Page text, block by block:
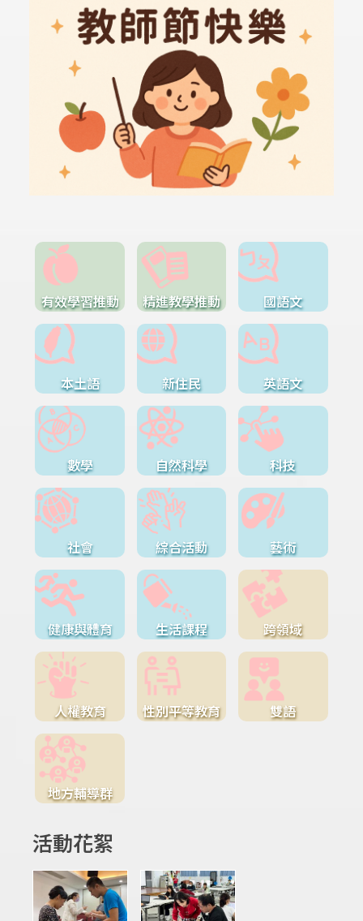
有效學習推動 精進教學推動 國語文
本土語 新住民 英語文
數學 自然科學 科技
社會 綜合活動 藝術
健康與體育 生活課程 跨領域
人權教育 性別平等教育 雙語
地方輔導群
活動花絮